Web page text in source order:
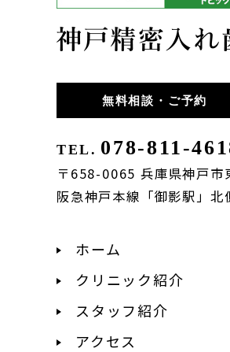
無料相談・ご予約
TEL. 078-811-
〒658-0065 兵庫県神戸
阪急神戸本線「御影駅」
ホーム
クリニック紹介
スタッフ紹介
アクセス